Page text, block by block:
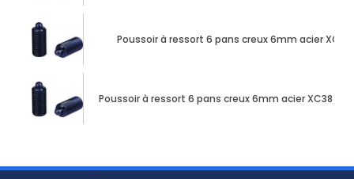
Poussoir à ressort 6 pans creux 6mm acier XC38
Poussoir à ressort 6 pans creux 6mm acier XC38 +